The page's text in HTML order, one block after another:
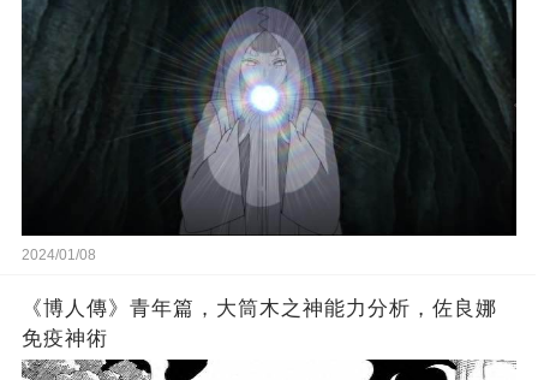
2024/01/08
《博人傳》青年篇，大筒木之神能力分析，佐良娜
免疫神術